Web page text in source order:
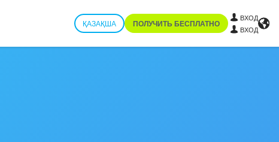
ҚАЗАҚША ПОЛУЧИТЬ БЕСПЛАТНО
ВХОД
ВХОД